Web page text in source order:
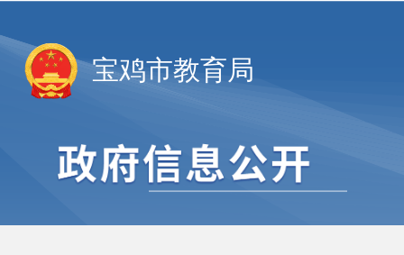
宝鸡市教育局